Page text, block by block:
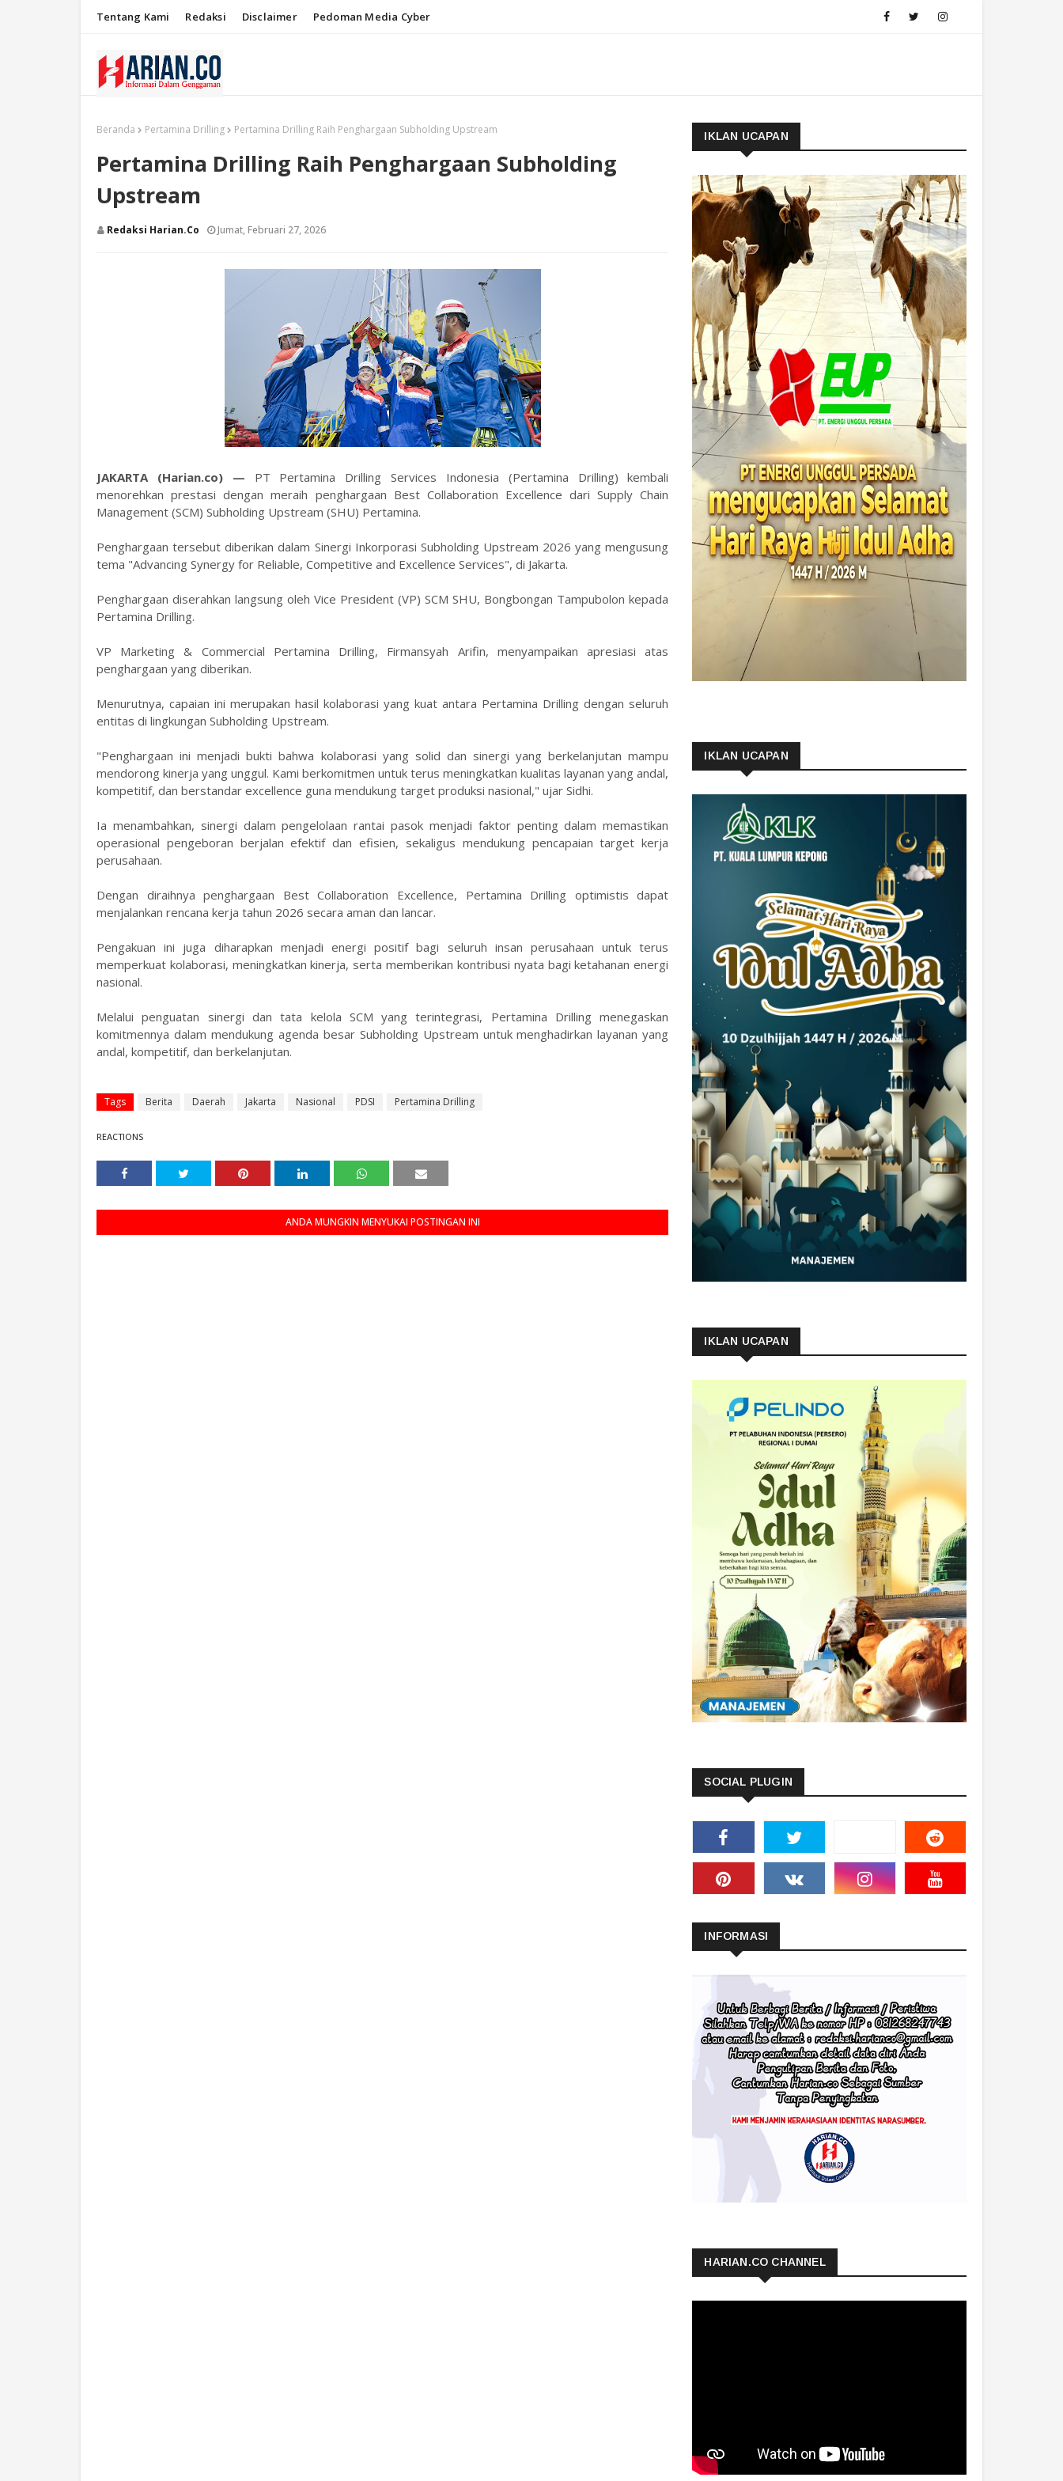
Tentang Kami Redaksi Disclaimer Pedoman Media Cyber
Beranda Pertamina Drilling Pertamina Drilling Raih Penghargaan Subholding Upstream
Pertamina Drilling Raih Penghargaan Subholding
Upstream
Redaksi Harian.co Jumat, Februari 27, 2026
JAKARTA (Harian.co) — PT Pertamina Drilling Services Indonesia (Pertamina Drilling) kembali
menorehkan prestasi dengan meraih penghargaan Best Collaboration Excellence dari Supply Chain
Management (SCM) Subholding Upstream (SHU) Pertamina.
Penghargaan tersebut diberikan dalam Sinergi Inkorporasi Subholding Upstream 2026 yang mengusung
tema "Advancing Synergy for Reliable, Competitive and Excellence Services", di Jakarta.
Penghargaan diserahkan langsung oleh Vice President (VP) SCM SHU, Bongbongan Tampubolon kepada
Pertamina Drilling.
VP Marketing & Commercial Pertamina Drilling, Firmansyah Arifin, menyampaikan apresiasi atas
penghargaan yang diberikan.
Menurutnya, capaian ini merupakan hasil kolaborasi yang kuat antara Pertamina Drilling dengan seluruh
entitas di lingkungan Subholding Upstream.
"Penghargaan ini menjadi bukti bahwa kolaborasi yang solid dan sinergi yang berkelanjutan mampu
mendorong kinerja yang unggul. Kami berkomitmen untuk terus meningkatkan kualitas layanan yang andal,
kompetitif, dan berstandar excellence guna mendukung target produksi nasional," ujar Sidhi.
Ia menambahkan, sinergi dalam pengelolaan rantai pasok menjadi faktor penting dalam memastikan
operasional pengeboran berjalan efektif dan efisien, sekaligus mendukung pencapaian target kerja
perusahaan.
Dengan diraihnya penghargaan Best Collaboration Excellence, Pertamina Drilling optimistis dapat
menjalankan rencana kerja tahun 2026 secara aman dan lancar.
Pengakuan ini juga diharapkan menjadi energi positif bagi seluruh insan perusahaan untuk terus
memperkuat kolaborasi, meningkatkan kinerja, serta memberikan kontribusi nyata bagi ketahanan energi
nasional.
Melalui penguatan sinergi dan tata kelola SCM yang terintegrasi, Pertamina Drilling menegaskan
komitmennya dalam mendukung agenda besar Subholding Upstream untuk menghadirkan layanan yang
andal, kompetitif, dan berkelanjutan.
Tags Berita Daerah Jakarta Nasional PDSI Pertamina Drilling
REACTIONS
ANDA MUNGKIN MENYUKAI POSTINGAN INI
IKLAN UCAPAN
IKLAN UCAPAN
IKLAN UCAPAN
SOCIAL PLUGIN
INFORMASI
HARIAN.CO CHANNEL